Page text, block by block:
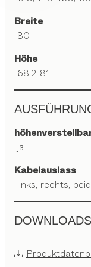
Breite
80
Höhe
68.2-81
ja
Kabelauslass
links, rechts,
DOWNLOADS